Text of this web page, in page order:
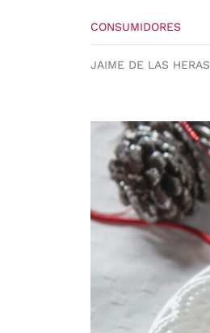
CONSUMIDORES
JAIME DE LAS HERAS